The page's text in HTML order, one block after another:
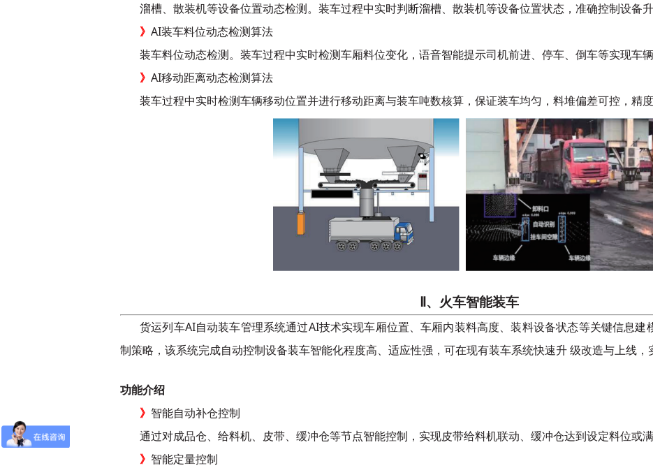
溜槽、散装机等设备位置动态检测。装车过程中实时判断溜槽、散装机等设备位置状态，准确控制设备
》 AI装车料位动态检测算法
装车料位动态检测。装车过程中实时检测车厢料位变化，语音智能提示司机前进、停车、倒车等实现车
》 AI移动距离动态检测算法
装车过程中实时检测车辆移动位置并进行移动距离与装车吨数核算，保证装车均匀，料堆偏差可控，精
Ⅱ、火车智能装车
货运列车AI自动装车管理系统通过AI技术实现车厢位置、车厢内装料高度、装料设备状态等关键信息建
制策略，该系统完成自动控制设备装车智能化程度高、适应性强，可在现有装车系统快速升级改造与上线，
功能介绍
》 智能自动补仓控制
通过对成品仓、给料机、皮带、缓冲仓等节点智能控制，实现皮带给料机联动、缓冲仓达到设定料位或
》 智能定量控制